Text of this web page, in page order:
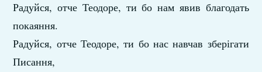
Радуйся, отче Теодоре, ти бо нам явив благодать
покаяння.
Радуйся, отче Теодоре, ти бо нас навчав зберігати
Писання,